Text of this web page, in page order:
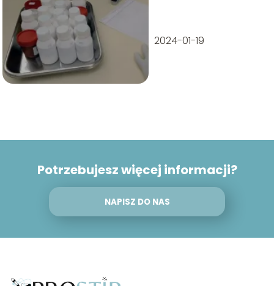
2024-01-19
Potrzebujesz więcej informacji?
NAPISZ DO NAS